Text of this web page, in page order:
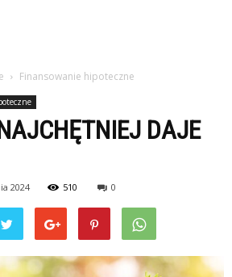
Finansowanie hipoteczne
DAJE
2024 510 0